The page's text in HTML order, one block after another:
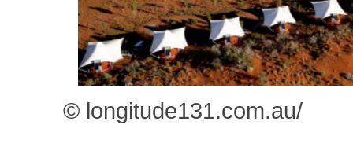
© longitude131.com.au/